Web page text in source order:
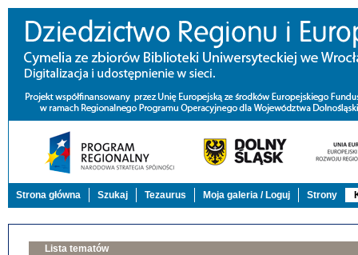
Strona główna Szukaj Tezaurus Moja galeria / Loguj Strony
Lista tematów